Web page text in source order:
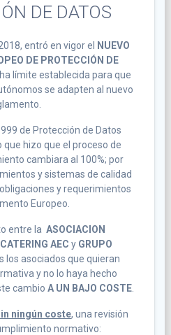
DE DATOS
entró en vigor el
NUEVO
DE PROTECCIÓN DE
límite establecida para que
se adapten al nuevo
de Protección de Datos
que hizo que el proceso de
cambiara al 100%; por
y sistemas de calidad
y requerimientos
Europeo.
entre la ASOCIACION
AECy GRUPO
los asociados que quieran
y no lo haya hecho
cambioA UN BAJO COSTE
ningún coste, una revisión
normativo: